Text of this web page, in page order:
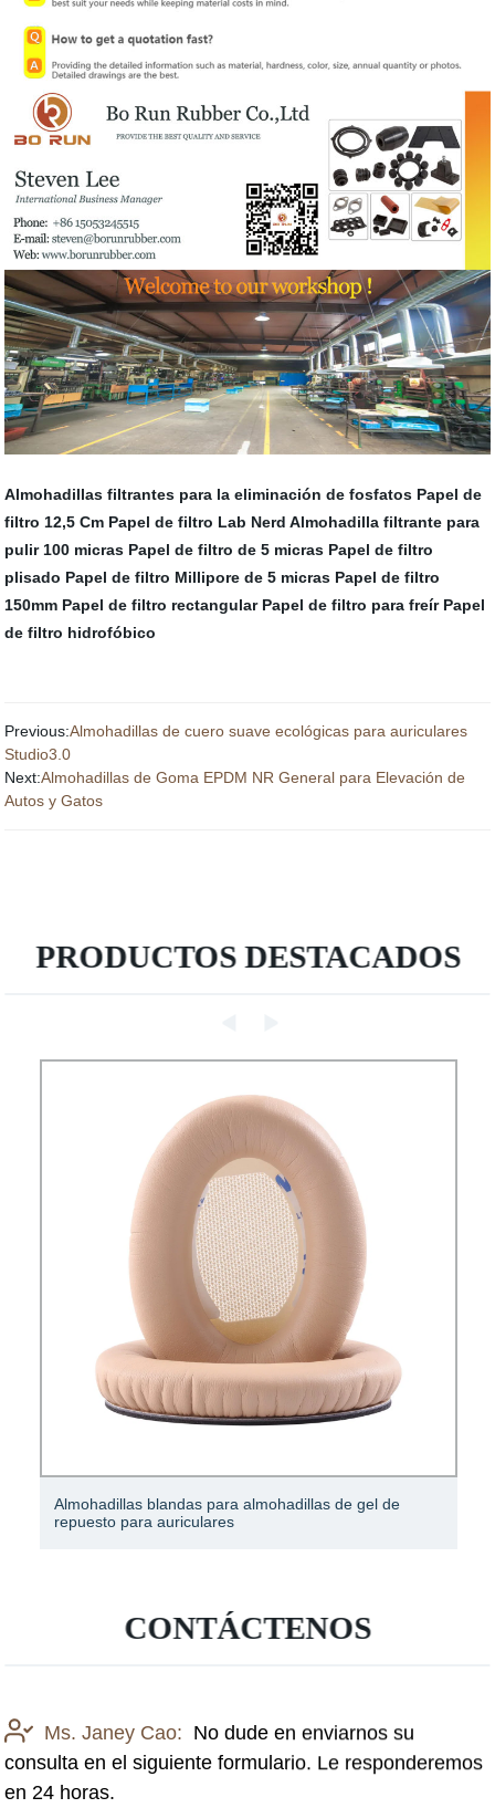
Almohadillas filtrantes para la eliminación de fosfatos Papel de
filtro 12,5 Cm Papel de filtro Lab Nerd Almohadilla filtrante para
pulir 100 micras Papel de filtro de 5 micras Papel de filtro
plisado Papel de filtro Millipore de 5 micras Papel de filtro
150mm Papel de filtro rectangular Papel de filtro para freír Papel
de filtro hidrofóbico
Previous:Almohadillas de cuero suave ecológicas para auriculares
Studio3.0
Next:Almohadillas de Goma EPDM NR General para Elevación de
Autos y Gatos
PRODUCTOS DESTACADOS
Almohadillas blandas para almohadillas de gel de
repuesto para auriculares
CONTÁCTENOS
Ms. Janey Cao: No dude en enviarnos su
consulta en el siguiente formulario. Le responderemos
en 24 horas.